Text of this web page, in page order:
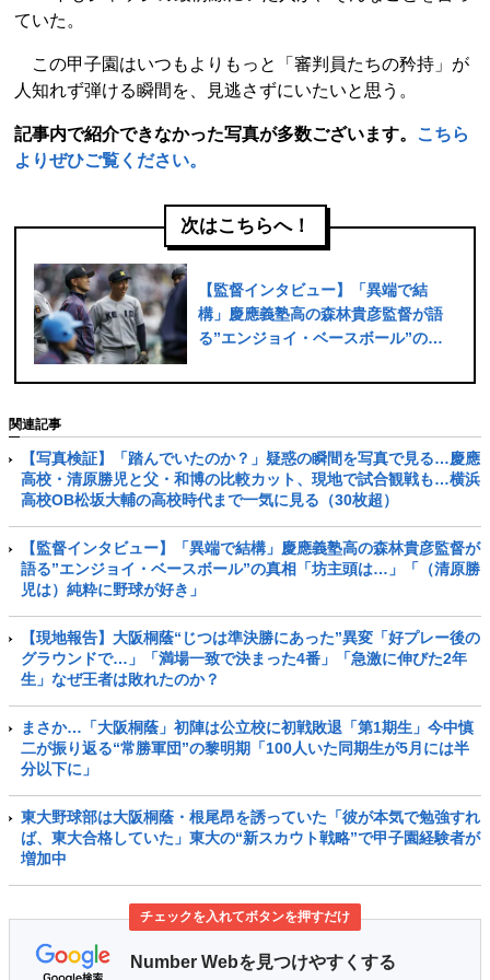
ていた。
この甲子園はいつもよりもっと「審判員たちの矜持」が
人知れず弾ける瞬間を、見逃さずにいたいと思う。
記事内で紹介できなかった写真が多数ございます。
こちら
よりぜひご覧ください。
次はこちらへ！
【監督インタビュー】「異端で結
構」慶應義塾高の森林貴彦監督が語
る”エンジョイ・ベースボール”の真
純粋に野球が好き」
関連記事
【写真検証】「踏んでいたのか？」疑惑の瞬間を写真で見る…慶應
高校・清原勝児と父・和博の比較カット、現地で試合観戦も…横浜
高校OB松坂大輔の高校時代まで一気に見る（30枚超）
【監督インタビュー】「異端で結構」慶應義塾高の森林貴彦監督が
語る”エンジョイ・ベースボール”の真相「坊主頭は…」「（清原勝
児は）純粋に野球が好き」
【現地報告】大阪桐蔭“じつは準決勝にあった”異変「好プレー後の
グラウンドで…」「満場一致で決まった4番」「急激に伸びた2年
生」なぜ王者は敗れたのか？
まさか…「大阪桐蔭」初陣は公立校に初戦敗退「第1期生」今中慎
二が振り返る“常勝軍団”の黎明期「100人いた同期生が5月には半
分以下に」
東大野球部は大阪桐蔭・根尾昂を誘っていた「彼が本気で勉強すれ
ば、東大合格していた」東大の“新スカウト戦略”で甲子園経験者が
増加中
チェックを入れてボタンを押すだけ
Number Webを見つけやすくする